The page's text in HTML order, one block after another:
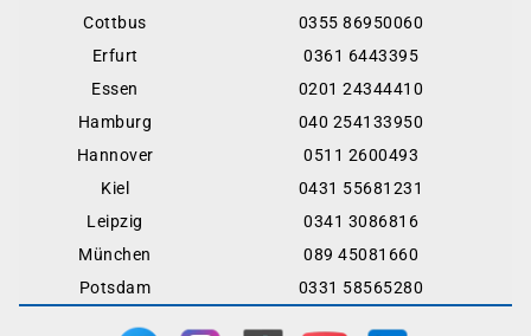
Cottbus
0355 86950060
Erfurt
0361 6443395
Essen
0201 24344410
Hamburg
040 254133950
Hannover
0511 2600493
Kiel
0431 55681231
Leipzig
0341 3086816
München
089 45081660
Potsdam
0331 58565280